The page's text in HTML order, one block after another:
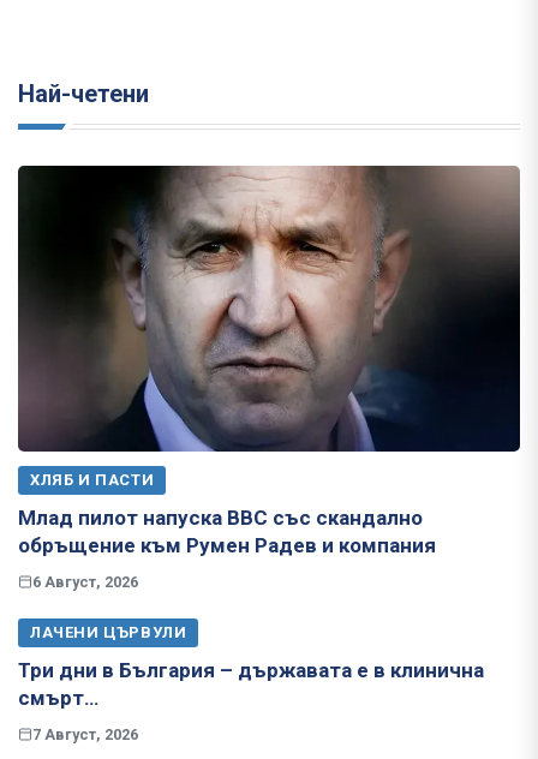
Най-четени
ХЛЯБ И ПАСТИ
Млад пилот напуска ВВС със скандално
обръщение към Румен Радев и компания
6 Август, 2026
ЛАЧЕНИ ЦЪРВУЛИ
Три дни в България – държавата е в клинична
смърт…
7 Август, 2026